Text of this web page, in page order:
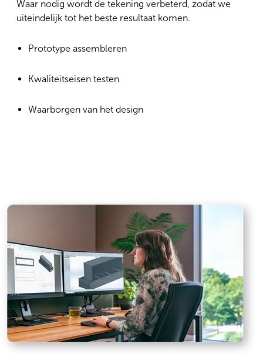
Waar nodig wordt de tekening verbeterd, zodat we
uiteindelijk tot het beste resultaat komen.
Prototype assembleren
Kwaliteitseisen testen
Waarborgen van het design